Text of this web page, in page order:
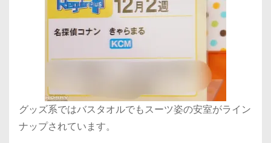
グッズ系ではバスタオルでもスーツ姿の安室がライン
ナップされています。